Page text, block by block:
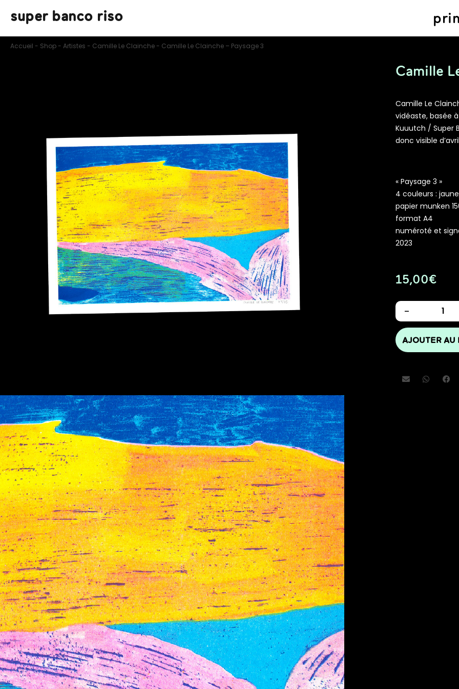
super banco riso
Accueil - Shop - Artistes - Camille Le Clainche - Camille Le Clainche – Paysage 3
Camille
Camille Le
vidéaste, basée
Kuuutch / Super
donc visible
« Paysage 3 »
4 couleurs :
papier munken
format A4
numéroté et
2023
15,00€
-
AJOUTER AU